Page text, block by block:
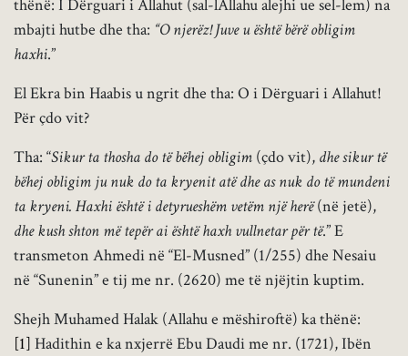
thënë: I Dërguari i Allahut (sal-lAllahu alejhi ue sel-lem) na
mbajti hutbe dhe tha: “O njerëz! Juve u është bërë obligim
haxhi.”
El Ekra bin Haabis u ngrit dhe tha: O i Dërguari i Allahut!
Për çdo vit?
Tha: “Sikur ta thosha do të bëhej obligim (çdo vit), dhe sikur të
bëhej obligim ju nuk do ta kryenit atë dhe as nuk do të mundeni
ta kryeni. Haxhi është i detyrueshëm vetëm një herë(në jetë),
dhe kush shton më tepër ai është haxh vullnetar për të.” E
transmeton Ahmedi në “El-Musned” (1/255) dhe Nesaiu
në “Sunenin” e tij me nr. (2620) me të njëjtin kuptim.
Shejh Muhamed Halak (Allahu e mëshiroftë) ka thënë:
[1] Hadithin e ka nxjerrë Ebu Daudi me nr. (1721), Ibën